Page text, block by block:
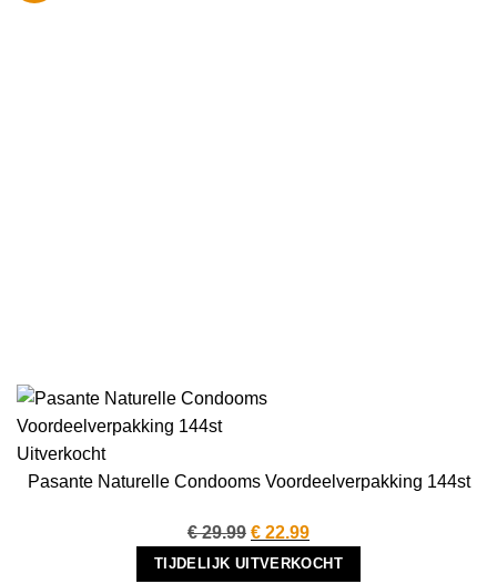
Uitverkocht
Pasante Naturelle Condooms Voordeelverpakking 144st
€29.99 Oorspronkelijke
prijs
€ 22.99Huidige
prijs
TIJDELIJK UITVERKOCHT